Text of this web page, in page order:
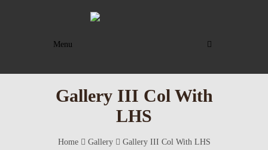
Menu
Gallery III Col With
LHS
Home Gallery Gallery III Col With LHS